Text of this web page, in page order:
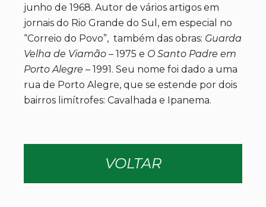
junho de 1968. Autor de vários artigos em
jornais do Rio Grande do Sul, em especial no
“Correio do Povo”, também das obras: Guarda
Velha de Viamão – 1975 e O Santo Padre em
Porto Alegre – 1991. Seu nome foi dado a uma
rua de Porto Alegre, que se estende por dois
bairros limítrofes: Cavalhada e Ipanema.
VOLTAR